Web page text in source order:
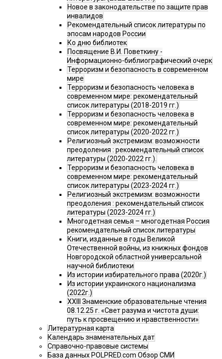
Новое в законодательстве по защите прав
инвалидов
Рекомендательный список литературы по
эпосам народов России
Ко дню библиотек
Посвящение В.И. Поветкину -
Информационно-библиографический очерк
Терроризм и безопасность в современном
мире
Терроризм и безопасность человека в
современном мире: рекомендательный
список литературы (2018-2019 гг.)
Терроризм и безопасность человека в
современном мире: рекомендательный
список литературы (2020-2022 гг.)
Религиозный экстремизм: возможности
преодоления : рекомендательный список
литературы (2020-2022 гг.).
Терроризм и безопасность человека в
современном мире: рекомендательный
список литературы (2023-2024 гг.)
Религиозный экстремизм: возможности
преодоления : рекомендательный список
литературы (2023-2024 гг.)
Многодетная семья – многодетная Россия
рекомендательный список литературы
Книги, изданные в годы Великой
Отечественной войны, из книжных фондов
Новгородской областной универсальной
научной библиотеки
Из истории избирательного права (2020г.)
Из истории украинского национализма
(2022г.)
XXIII Знаменские образовательные чтения
08.12.25 г. «Свет разума и чистота души:
путь к просвещению и нравственности»
Литературная карта
Календарь знаменательных дат
Справочно-правовые системы
База данных POLPRED.com Обзор СМИ